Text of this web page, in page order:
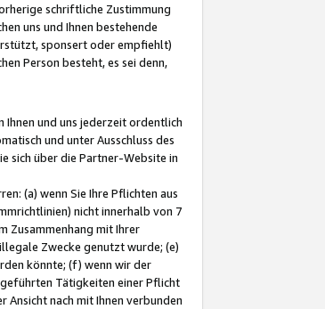
schriftliche Zustimmung
uns und Ihnen bestehende
sponsert oder empfiehlt)
Person besteht, es sei denn,
und uns jederzeit ordentlich
und unter Ausschluss des
sich über die Partner-Website in
(a) wenn Sie Ihre Pflichten aus
nicht innerhalb von 7
Zusammenhang mit Ihrer
Zwecke genutzt wurde; (e)
könnte; (f) wenn wir der
Tätigkeiten einer Pflicht
nach mit Ihnen verbunden